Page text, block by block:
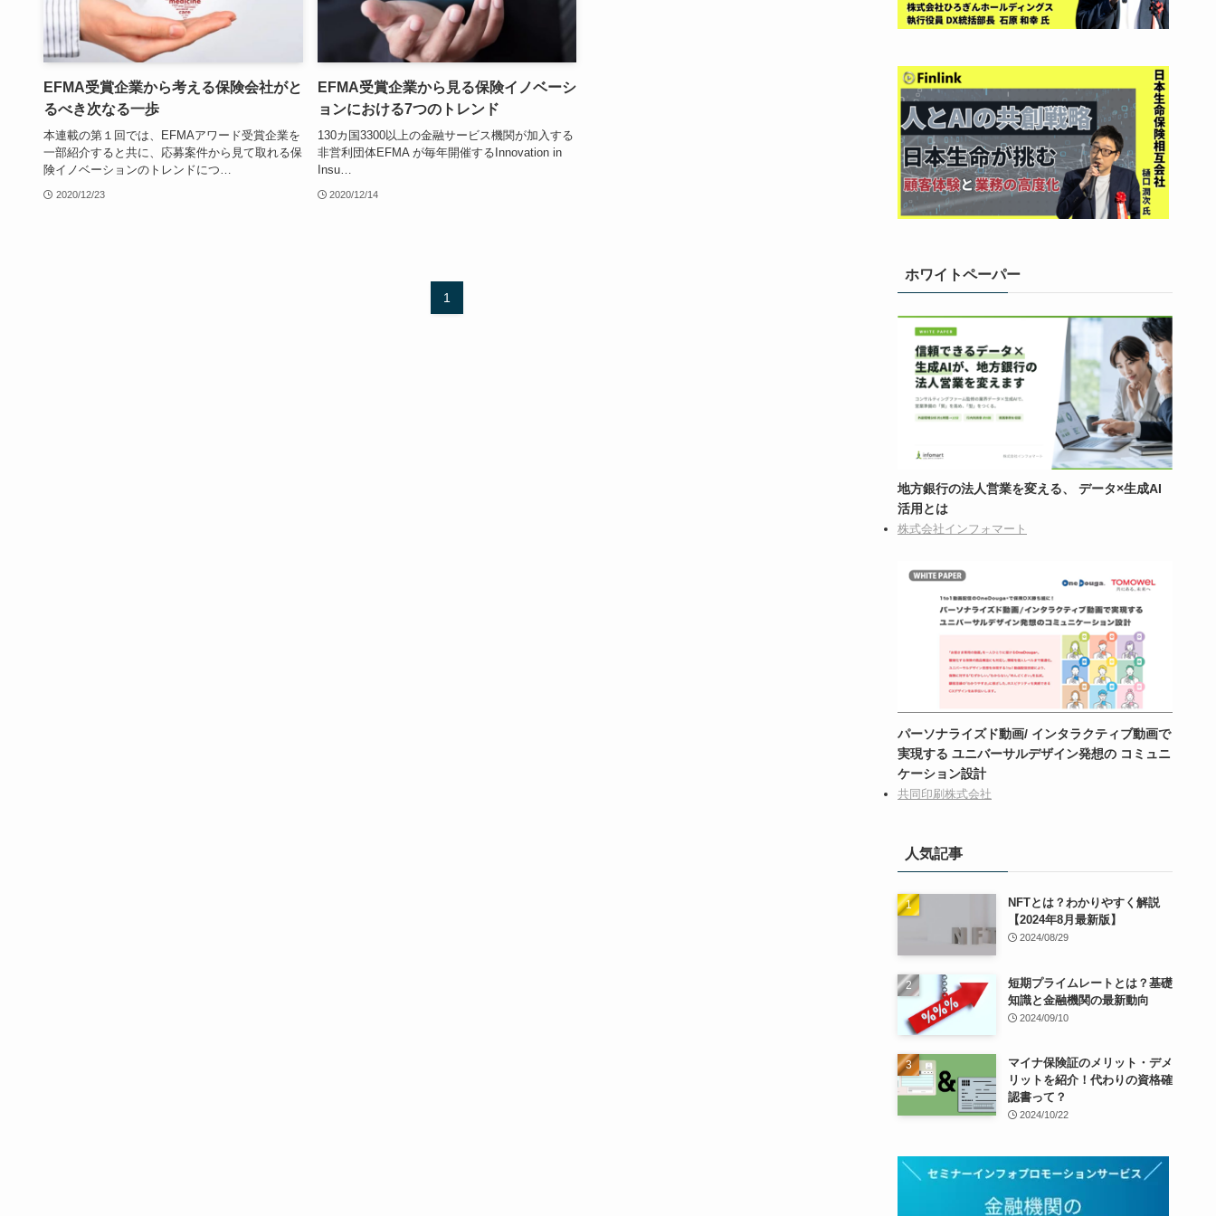
EFMA受賞企業から考える保険会社がと
るべき次なる一歩
本連載の第１回では、EFMAアワード受賞企業を
一部紹介すると共に、応募案件から見て取れる保
険イノベーションのトレンドにつ…
2020/12/23
EFMA受賞企業から見る保険イノベーシ
ョンにおける7つのトレンド
130カ国3300以上の金融サービス機関が加入する
非営利団体EFMA が毎年開催するInnovation in
Insu…
2020/12/14
1
ホワイトペーパー
地方銀行の法人営業を変える、 データ×生成AI
活用とは
株式会社インフォマート
パーソナライズド動画/ インタラクティブ動画で
実現する ユニバーサルデザイン発想の コミュニ
ケーション設計
共同印刷株式会社
人気記事
NFTとは？わかりやすく解説
【2024年8月最新版】
2024/08/29
短期プライムレートとは？基礎
知識と金融機関の最新動向
2024/09/10
マイナ保険証のメリット・デメ
リットを紹介！代わりの資格確
認書って？
2024/10/22